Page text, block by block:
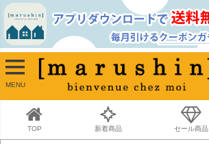
MENU
TOP 新着商品 セール商品
並び順
新着順
古い順
価格が安い順
価格が高い順
キーワードヒット順